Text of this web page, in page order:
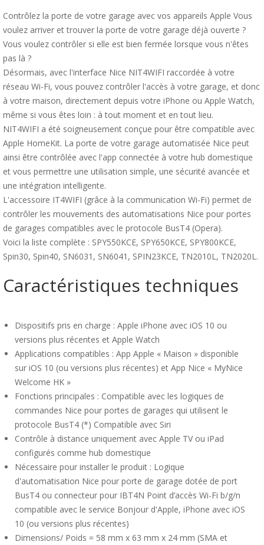
Contrôlez la porte de votre garage avec vos appareils Apple Vous
voulez arriver et trouver la porte de votre garage déjà ouverte ?
Vous voulez contrôler si elle est bien fermée lorsque vous n'êtes
pas là ?
Désormais, avec l'interface Nice NIT4WIFI raccordée à votre
réseau Wi-Fi, vous pouvez contrôler l'accès à votre garage, et donc
à votre maison, directement depuis votre iPhone ou Apple Watch,
même si vous êtes loin : à tout moment et en tout lieu.
NIT4WIFI a été soigneusement conçue pour être compatible avec
Apple HomeKit. La porte de votre garage automatisée Nice peut
ainsi être contrôlée avec l'app connectée à votre hub domestique
et vous permettre une utilisation simple, une sécurité avancée et
une intégration intelligente.
L'accessoire IT4WIFI (grâce à la communication Wi-Fi) permet de
contrôler les mouvements des automatisations Nice pour portes
de garages compatibles avec le protocole BusT4 (Opera).
Voici la liste complète : SPY550KCE, SPY650KCE, SPY800KCE,
Spin30, Spin40, SN6031, SN6041, SPIN23KCE, TN2010L, TN2020L.
Caractéristiques techniques
Dispositifs pris en charge : Apple iPhone avec iOS 10 ou
versions plus récentes et Apple Watch
Applications compatibles : App Apple « Maison » disponible
sur iOS 10 (ou versions plus récentes) et App Nice « MyNice
Welcome HK »
Fonctions principales : Compatible avec les logiques de
commandes Nice pour portes de garages qui utilisent le
protocole BusT4 (*) Compatible avec Siri
Contrôle à distance uniquement avec Apple TV ou iPad
configurés comme hub domestique
Nécessaire pour installer le produit : Logique
d'automatisation Nice pour porte de garage dotée de port
BusT4 ou connecteur pour IBT4N Point d’accès Wi-Fi b/g/n
compatible avec le service Bonjour d'Apple, iPhone avec iOS
10 (ou versions plus récentes)
Dimensions/ Poids = 58 mm x 63 mm x 24 mm (SMA et